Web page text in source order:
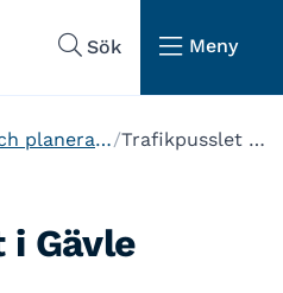
Sök
Meny
Våra pågående och planerade projekt Trafikpusslet i Gävle
Gävle